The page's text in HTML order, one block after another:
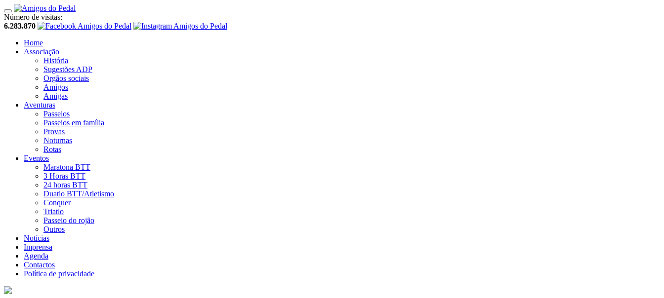
Número de visitas:
6.283.870
Home
Associação
História
Sugestões ADP
Orgãos sociais
Amigos
Amigas
Aventuras
Passeios
Passeios em família
Provas
Noturnas
Rotas
Eventos
Maratona BTT
3 Horas BTT
24 horas BTT
Duatlo BTT/Atletismo
Conquer
Triatlo
Passeio do rojão
Outros
Notícias
Imprensa
Agenda
Contactos
Política de privacidade